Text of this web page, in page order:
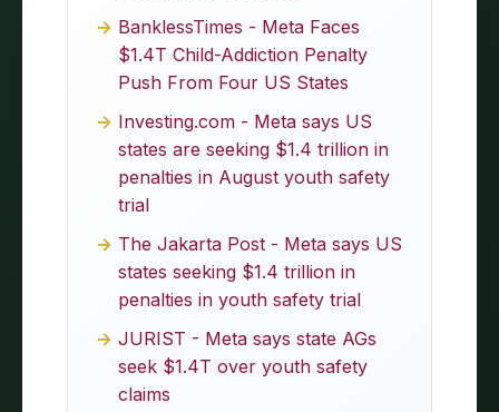
BanklessTimes - Meta Faces
$1.4T Child-Addiction Penalty
Push From Four US States
Investing.com - Meta says US
states are seeking $1.4 trillion in
penalties in August youth safety
trial
The Jakarta Post - Meta says US
states seeking $1.4 trillion in
penalties in youth safety trial
JURIST - Meta says state AGs
seek $1.4T over youth safety
claims